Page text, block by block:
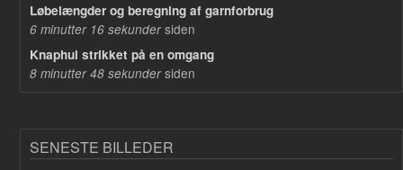
Løbelængder og beregning af garnforbrug
6 minutter 16 sekundersiden
Knaphul strikket på en omgang
8 minutter 48 sekundersiden
SENESTE BILLEDER